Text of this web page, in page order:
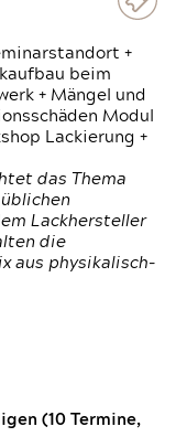
+
beim
+ Mängel und
Modul
Lackierung +
das Thema
Lackhersteller
die
aus physikalisch-
(10 Termine,